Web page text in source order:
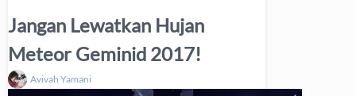
Jangan Lewatkan Hujan
Meteor Geminid 2017!
Avivah Yamani